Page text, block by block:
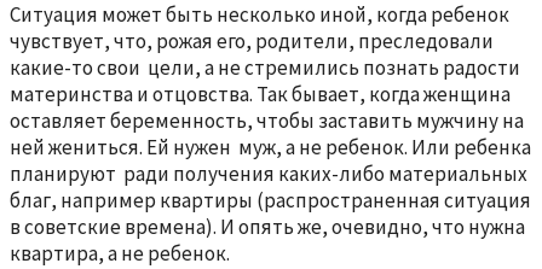
Ситуация может быть несколько иной, когда ребенок
чувствует, что, рожая его, родители, преследовали
какие-то свои цели, а не стремились познать радости
материнства и отцовства. Так бывает, когда женщина
оставляет беременность, чтобы заставить мужчину на
ней жениться. Ей нужен муж, а не ребенок. Или ребенка
планируют ради получения каких-либо материальных
благ, например квартиры (распространенная ситуация
в советские времена). И опять же, очевидно, что нужна
квартира, а не ребенок.